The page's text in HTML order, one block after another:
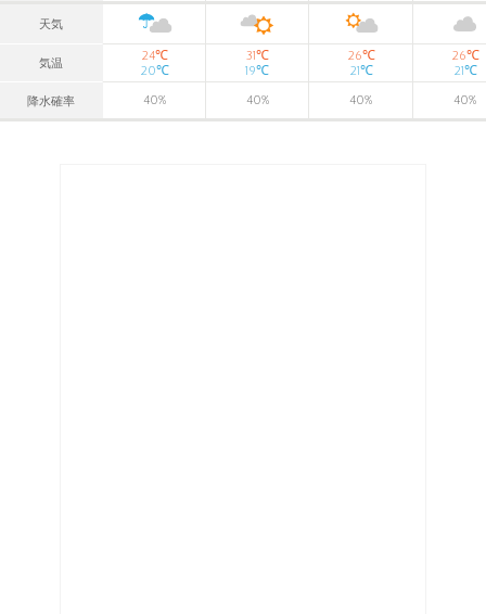
天気
気温
24℃
20℃
31℃
19℃
26℃
21℃
26℃
21℃
降水確率 40% 40% 40% 40%